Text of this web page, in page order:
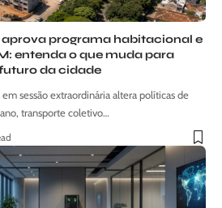
programa habitacional e
entenda o que muda para
da cidade
sessão extraordinária altera políticas de
transporte coletivo…